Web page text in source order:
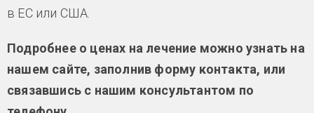
в ЕС или США.
Подробнее о ценах на лечение можно узнать на
нашем сайте, заполнив форму контакта, или
связавшись с нашим консультантом по